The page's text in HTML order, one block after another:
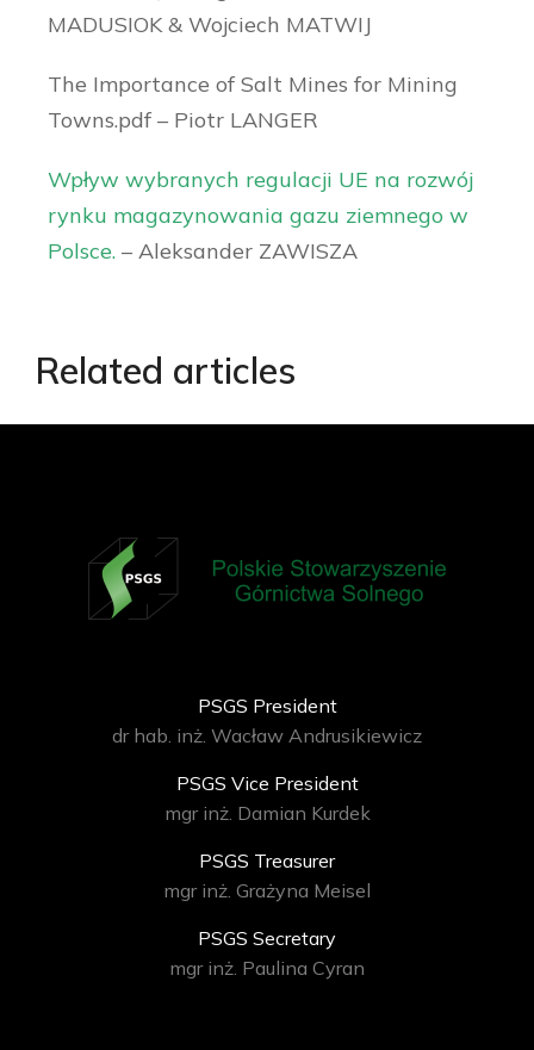
MADUSIOK & Wojciech MATWIJ
The Importance of Salt Mines for Mining
Towns.pdf – Piotr LANGER
Wpływ wybranych regulacji UE na rozwój
rynku magazynowania gazu ziemnego w
Polsce. – Aleksander ZAWISZA
Related articles
PSGS President
dr hab. inż. Wacław Andrusikiewicz
PSGS Vice President
mgr inż. Damian Kurdek
PSGS Treasurer
mgr inż. Grażyna Meisel
PSGS Secretary
mgr inż. Paulina Cyran